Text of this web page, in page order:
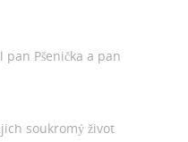
pan Pšenička a pan
soukromý život